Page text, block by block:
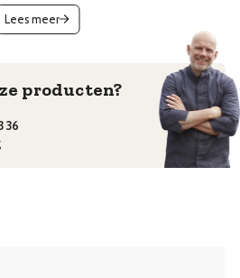
300 gram
Lees meer
producten?
36